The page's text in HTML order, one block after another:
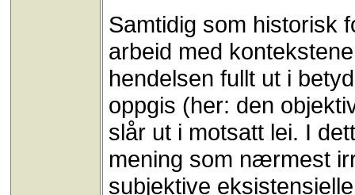
Samtidig som historisk
arbeid med
hendelsen fullt ut i
oppgis (her: den
slår ut i motsatt lei. I
mening som nærmest
subjektive